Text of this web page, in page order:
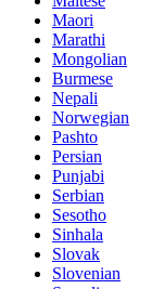
Maori
Marathi
Mongolian
Burmese
Nepali
Norwegian
Pashto
Persian
Punjabi
Serbian
Sesotho
Sinhala
Slovak
Slovenian